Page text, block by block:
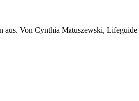
aus. Von Cynthia Matuszewski,